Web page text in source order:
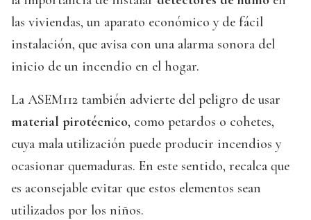
las viviendas, un aparato económico y de fácil
instalación, que avisa con una alarma sonora del
inicio de un incendio en el hogar.
La ASEM112 también advierte del peligro de usar
material pirotécnico, como petardos o cohetes,
cuya mala utilización puede producir incendios y
ocasionar quemaduras. En este sentido, recalca que
es aconsejable evitar que estos elementos sean
utilizados por los niños.